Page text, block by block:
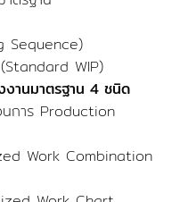
Sequence)
(Standard WIP)
งานมาตรฐาน 4 ชนิด
นการ Production
Work Combination